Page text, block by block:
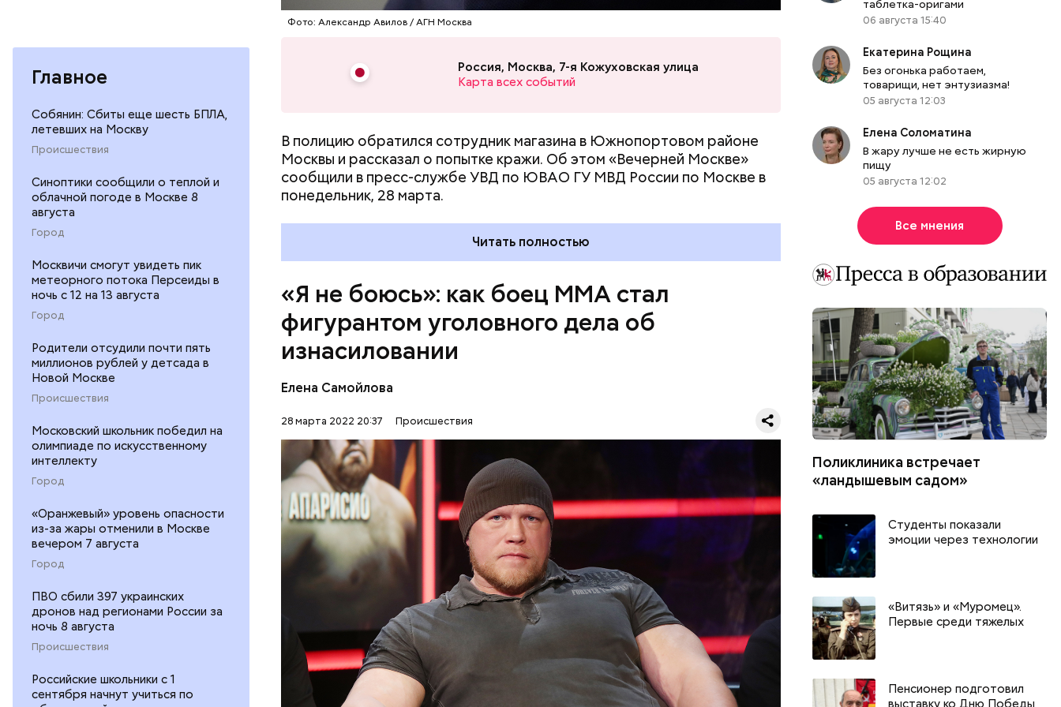
Главное
Собянин: Сбиты еще шесть БПЛА,
летевших на Москву
Происшествия
Синоптики сообщили о теплой и
облачной погоде в Москве 8
августа
Город
Москвичи смогут увидеть пик
метеорного потока Персеиды в
ночь с 12 на 13 августа
Город
Родители отсудили почти пять
миллионов рублей у детсада в
Новой Москве
Происшествия
Московский школьник победил на
олимпиаде по искусственному
интеллекту
Город
«Оранжевый» уровень опасности
из-за жары отменили в Москве
вечером 7 августа
Город
ПВО сбили 397 украинских
дронов над регионами России за
ночь 8 августа
Происшествия
Российские школьники с 1
сентября начнут учиться по
Фото: Александр Авилов / АГН Москва
Россия, Москва, 7-я Кожуховская улица
Карта всех событий
В полицию обратился сотрудник магазина в Южнопортовом районе
Москвы и рассказал о попытке кражи. Об этом «Вечерней Москве»
сообщили в пресс-службе УВД по ЮВАО ГУ МВД России по Москве в
понедельник, 28 марта.
Читать полностью
«Я не боюсь»: как боец ММА стал
фигурантом уголовного дела об
изнасиловании
Елена Самойлова
28 марта 2022 20:37 Происшествия
«Руки Вверх»
Все началось с того, что ночью 27 марта в полицию поступил звонок от
изнасилования и ее везут в неизвестном направлении. По данным
Telegram-канала «112», используя описание автомобиля и наводку
АРЕСТЫ ИЗНАСИЛОВАНИЯ
ПРОКУРАТУРА
РАССЛЕДОВАНИЯ
СУДЫ
таблетка-оригами
06 августа 15:40
Екатерина Рощина
Без огонька работаем,
товарищи, нет энтузиазма!
05 августа 12:03
Елена Соломатина
В жару лучше не есть жирную
пищу
05 августа 12:02
Все мнения
Поликлиника встречает
«ландышевым садом»
Студенты показали
эмоции через технологии
«Витязь» и «Муромец».
Первые среди тяжелых
Пенсионер подготовил
выставку ко Дню Победы